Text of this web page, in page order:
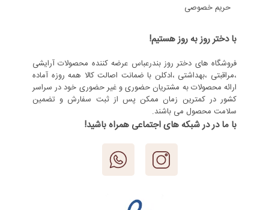
حریم خصوصی
با دختر روز به روز هستیم!
فروشگاه های دختر روز بندرعباس عرضه کننده محصولات آرایشی
،مراقبتی ،بهداشتی ،ادکلن با ضمانت اصالت کالا همه روزه آماده
ارائه محصولات به مشتریان حضوری و غیر حضوری خود در سراسر
کشور در کمترین زمان ممکن پس از ثبت سفارش و تضمین
سلامت محصول می باشند.
با ما در در شبکه های اجتماعی همراه باشید!